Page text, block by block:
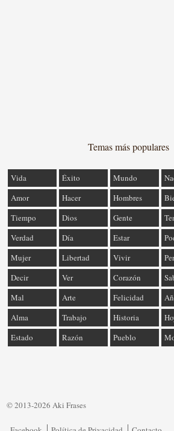
Temas más populares
Vida Éxito Mundo
Amor
Hacer Hombres
Tiempo
Dios Gente
Verdad
Día Estar
Mujer
Libertad Vivir
Decir
Ver Corazón
Mal
Arte Felicidad
Alma
Trabajo Historia
Estado
Razón Pueblo
© 2013-2026 Aki Frases